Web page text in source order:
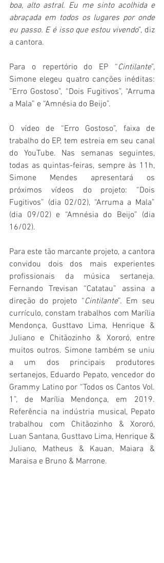
boa, alto astral. Eu me sinto acolhida e
abraçada em todos os lugares por onde
eu passo. E é isso que estou vivendo”, diz
a cantora.
Para o repertório do EP “Cintilante”,
Simone elegeu quatro canções inéditas:
“Erro Gostoso”, “Dois Fugitivos”, “Arruma
a Mala” e “Amnésia do Beijo”.
O vídeo de “Erro Gostoso”, faixa de
trabalho do EP, tem estreia em seu canal
do YouTube. Nas semanas seguintes,
todas as quintas-feiras, sempre às 11h,
Simone Mendes apresentará os
próximos vídeos do projeto: “Dois
Fugitivos” (dia 02/02), “Arruma a Mala”
(dia 09/02) e “Amnésia do Beijo” (dia
16/02).
Para este tão marcante projeto, a cantora
convidou dois dos mais experientes
profissionais da música sertaneja.
Fernando Trevisan “Catatau” assina a
direção do projeto “Cintilante”. Em seu
currículo, constam trabalhos com Marília
Mendonça, Gusttavo Lima, Henrique &
Juliano e Chitãozinho & Xororó, entre
muitos outros. Simone também se uniu
a um dos principais produtores
sertanejos, Eduardo Pepato, vencedor do
Grammy Latino por “Todos os Cantos Vol.
1”, de Marília Mendonça, em 2019.
Referência na indústria musical, Pepato
trabalhou com Chitãozinho & Xororó,
Luan Santana, Gusttavo Lima, Henrique &
Juliano, Matheus & Kauan, Maiara &
Maraisa e Bruno & Marrone.